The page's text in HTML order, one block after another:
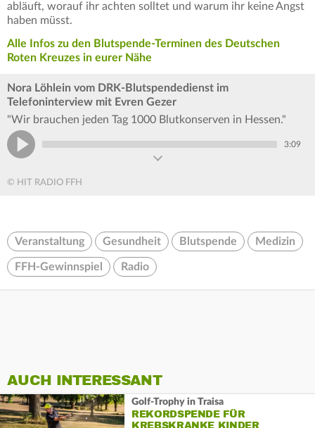
abläuft, worauf ihr achten solltet und warum ihr keine Angst
haben müsst.
Alle Infos zu den Blutspende-Terminen des Deutschen
Roten Kreuzes in eurer Nähe
Nora Löhlein vom DRK-Blutspendedienst im
Telefoninterview mit Evren Gezer
"Wir brauchen jeden Tag 1000 Blutkonserven in Hessen."
3:09
© HIT RADIO FFH
Veranstaltung Gesundheit Blutspende Medizin
FFH-Gewinnspiel Radio
AUCH INTERESSANT
Golf-Trophy in Traisa
REKORDSPENDE FÜR
KREBSKRANKE KINDER